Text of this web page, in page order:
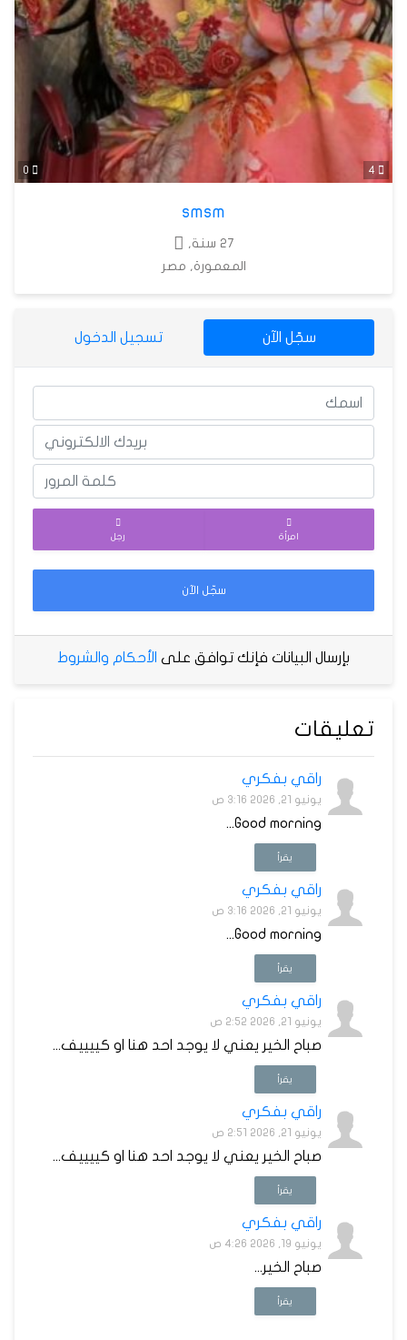
smsm
27 سنة,
المعمورة, مصر
سجّل الآن تسجيل الدخول
امرأة رجل
سجّل الآن
بإرسال البيانات فإنك توافق على الأحكام والشروط
تعليقات
راقي بفكري
يونيو 21, 2026 3:16 ص
Good morning...
يقرأ
راقي بفكري
يونيو 21, 2026 3:16 ص
Good morning...
يقرأ
راقي بفكري
يونيو 21, 2026 2:52 ص
صباح الخير يعني لا يوجد احد هنا او كييييف...
يقرأ
راقي بفكري
يونيو 21, 2026 2:51 ص
صباح الخير يعني لا يوجد احد هنا او كييييف...
يقرأ
راقي بفكري
يونيو 19, 2026 4:26 ص
صباح الخير...
يقرأ